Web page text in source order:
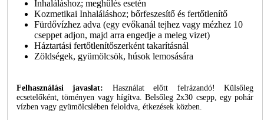
Inhaláláshoz; meghűlés esetén
Kozmetikai Inhaláláshoz; bőrfeszesítő és fertőtlenítő
Fürdővízhez adva (egy evőkanál tejhez vagy mézhez 10
cseppet adjon, majd arra engedje a meleg vizet)
Háztartási fertőtlenítőszerként takarításnál
Zöldségek, gyümölcsök, húsok lemosására
Felhasználási javaslat: Használat előtt felrázandó! Külsőleg
ecsetelőként, töményen vagy hígítva. Belsőleg 2x30 csepp, egy pohár
vízben vagy gyümölcslében feloldva, étkezések közben.